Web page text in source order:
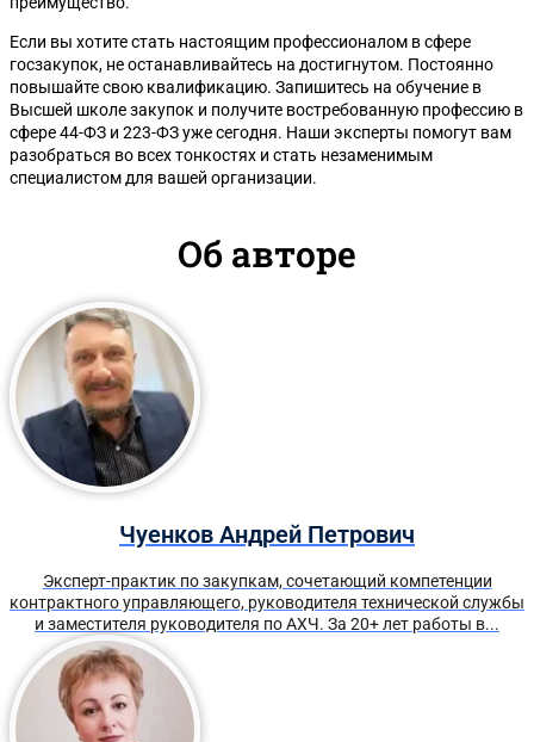
Если вы хотите стать настоящим профессионалом в сфере
госзакупок, не останавливайтесь на достигнутом. Постоянно
повышайте свою квалификацию. Запишитесь на обучение в
Высшей школе закупок и получите востребованную профессию в
сфере 44-ФЗ и 223-ФЗ уже сегодня. Наши эксперты помогут вам
разобраться во всех тонкостях и стать незаменимым
специалистом для вашей организации.
Об авторе
Чуенков Андрей Петрович
Эксперт-практик по закупкам, сочетающий компетенции
контрактного управляющего, руководителя технической службы
и заместителя руководителя по АХЧ. За 20+ лет работы в...